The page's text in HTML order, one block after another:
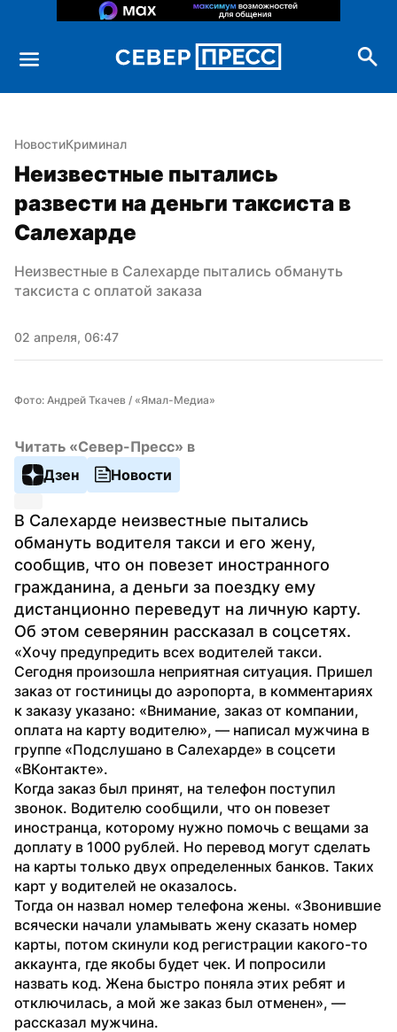
НовостиКриминал
Неизвестные пытались
развести на деньги таксиста в
Салехарде
Неизвестные в Салехарде пытались обмануть
таксиста с оплатой заказа
02 апреля, 06:47
Фото: Андрей Ткачев / «Ямал-Медиа»
Читать «Север-Пресс» в
Дзен
Новости
В Салехарде неизвестные пытались
обмануть водителя такси и его жену,
сообщив, что он повезет иностранного
гражданина, а деньги за поездку ему
дистанционно переведут на личную карту.
Об этом северянин рассказал в соцсетях.
«Хочу предупредить всех водителей такси.
Сегодня произошла неприятная ситуация. Пришел
заказ от гостиницы до аэропорта, в комментариях
к заказу указано: «Внимание, заказ от компании,
оплата на карту водителю», — написал мужчина в
группе «Подслушано в Салехарде» в соцсети
«ВКонтакте».
Когда заказ был принят, на телефон поступил
звонок. Водителю сообщили, что он повезет
иностранца, которому нужно помочь с вещами за
доплату в 1000 рублей. Но перевод могут сделать
на карты только двух определенных банков. Таких
карт у водителей не оказалось.
Тогда он назвал номер телефона жены. «Звонившие
всячески начали уламывать жену сказать номер
карты, потом скинули код регистрации какого-то
аккаунта, где якобы будет чек. И попросили
назвать код. Жена быстро поняла этих ребят и
отключилась, а мой же заказ был отменен», —
рассказал мужчина.